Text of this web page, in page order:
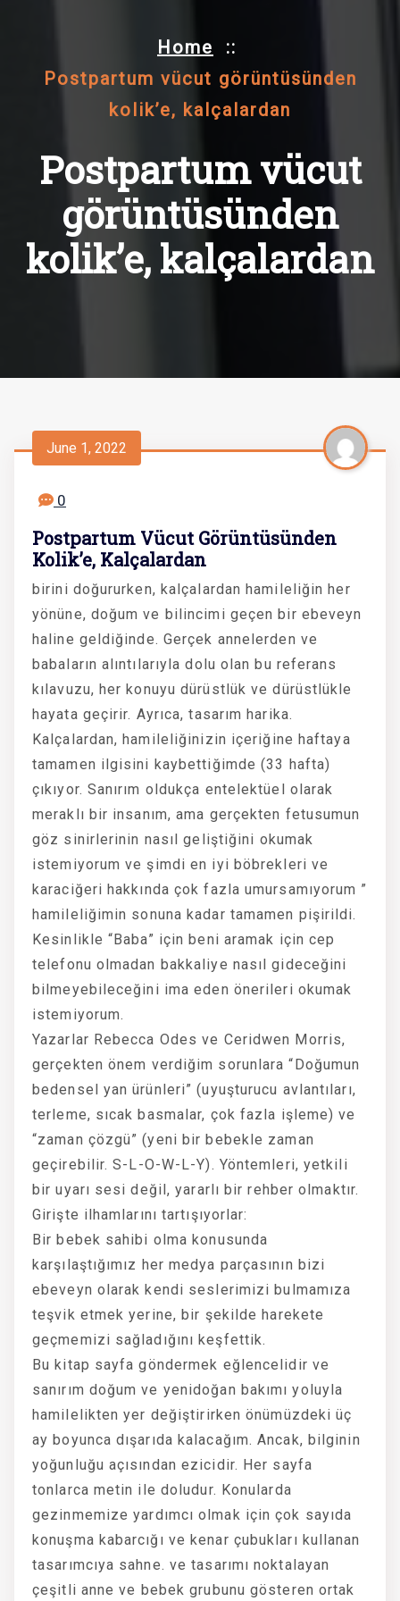
Home ::
Postpartum vücut görüntüsünden
kolik’e, kalçalardan
Postpartum vücut
görüntüsünden
kolik’e, kalçalardan
June 1, 2022
0
Postpartum Vücut Görüntüsünden
Kolik’e, Kalçalardan
birini doğururken, kalçalardan hamileliğin her
yönüne, doğum ve bilincimi geçen bir ebeveyn
haline geldiğinde. Gerçek annelerden ve
babaların alıntılarıyla dolu olan bu referans
kılavuzu, her konuyu dürüstlük ve dürüstlükle
hayata geçirir. Ayrıca, tasarım harika.
Kalçalardan, hamileliğinizin içeriğine haftaya
tamamen ilgisini kaybettiğimde (33 hafta)
çıkıyor. Sanırım oldukça entelektüel olarak
meraklı bir insanım, ama gerçekten fetusumun
göz sinirlerinin nasıl geliştiğini okumak
istemiyorum ve şimdi en iyi böbrekleri ve
karaciğeri hakkında çok fazla umursamıyorum ”
hamileliğimin sonuna kadar tamamen pişirildi.
Kesinlikle “Baba” için beni aramak için cep
telefonu olmadan bakkaliye nasıl gideceğini
bilmeyebileceğini ima eden önerileri okumak
istemiyorum.
Yazarlar Rebecca Odes ve Ceridwen Morris,
gerçekten önem verdiğim sorunlara “Doğumun
bedensel yan ürünleri” (uyuşturucu avlantıları,
terleme, sıcak basmalar, çok fazla işleme) ve
“zaman çözgü” (yeni bir bebekle zaman
geçirebilir. S-L-O-W-L-Y). Yöntemleri, yetkili
bir uyarı sesi değil, yararlı bir rehber olmaktır.
Girişte ilhamlarını tartışıyorlar:
Bir bebek sahibi olma konusunda
karşılaştığımız her medya parçasının bizi
ebeveyn olarak kendi seslerimizi bulmamıza
teşvik etmek yerine, bir şekilde harekete
geçmemizi sağladığını keşfettik.
Bu kitap sayfa göndermek eğlencelidir ve
sanırım doğum ve yenidoğan bakımı yoluyla
hamilelikten yer değiştirirken önümüzdeki üç
ay boyunca dışarıda kalacağım. Ancak, bilginin
yoğunluğu açısından ezicidir. Her sayfa
tonlarca metin ile doludur. Konularda
gezinmemize yardımcı olmak için çok sayıda
konuşma kabarcığı ve kenar çubukları kullanan
tasarımcıya sahne. ve tasarımı noktalayan
çeşitli anne ve bebek grubunu gösteren ortak